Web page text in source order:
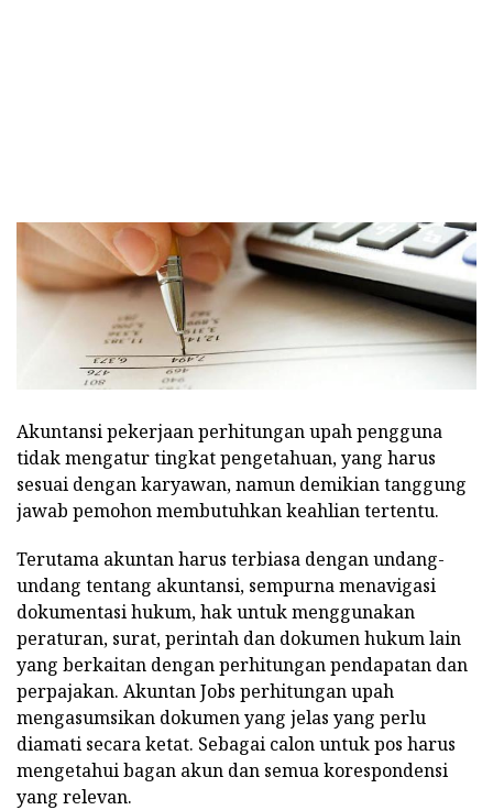
Akuntansi pekerjaan perhitungan upah pengguna
tidak mengatur tingkat pengetahuan, yang harus
sesuai dengan karyawan, namun demikian tanggung
jawab pemohon membutuhkan keahlian tertentu.
Terutama akuntan harus terbiasa dengan undang-
undang tentang akuntansi, sempurna menavigasi
dokumentasi hukum, hak untuk menggunakan
peraturan, surat, perintah dan dokumen hukum lain
yang berkaitan dengan perhitungan pendapatan dan
perpajakan. Akuntan Jobs perhitungan upah
mengasumsikan dokumen yang jelas yang perlu
diamati secara ketat. Sebagai calon untuk pos harus
mengetahui bagan akun dan semua korespondensi
yang relevan.